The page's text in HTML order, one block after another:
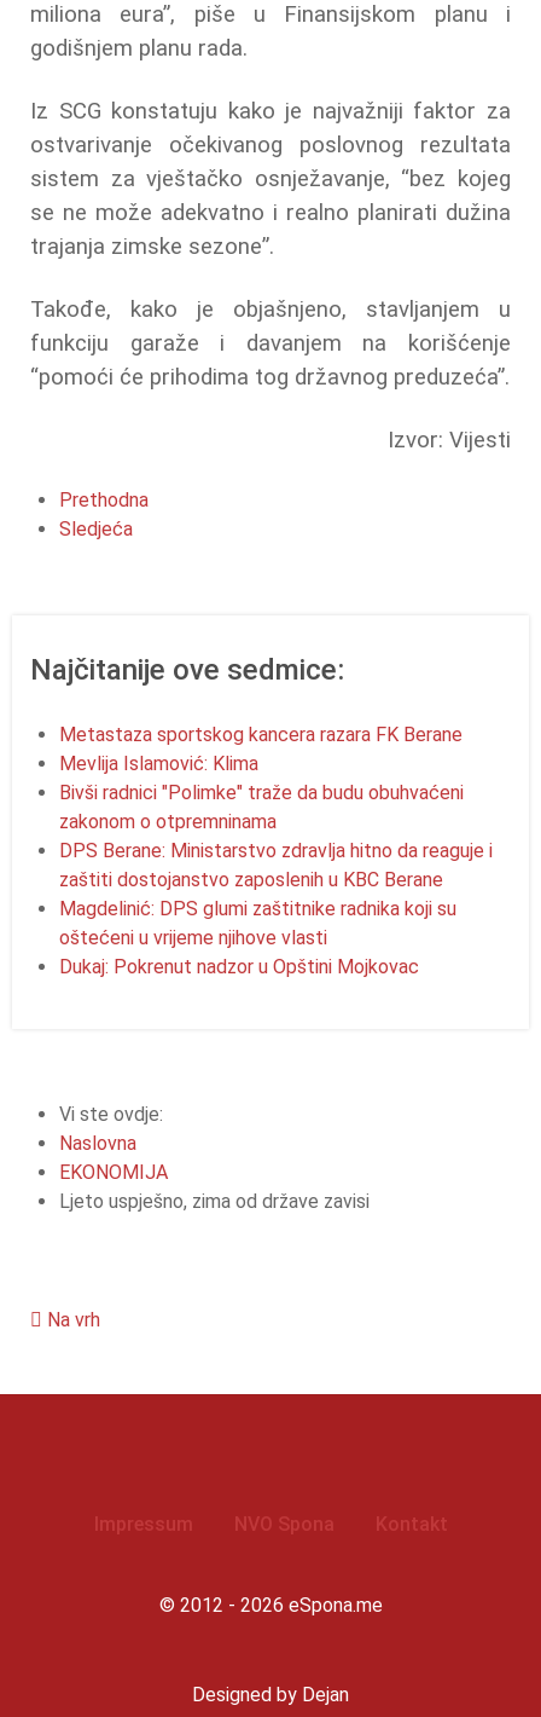
miliona eura”, piše u Finansijskom planu i
godišnjem planu rada.
Iz SCG konstatuju kako je najvažniji faktor za
ostvarivanje očekivanog poslovnog rezultata
sistem za vještačko osnježavanje, “bez kojeg
se ne može adekvatno i realno planirati dužina
trajanja zimske sezone”.
Takođe, kako je objašnjeno, stavljanjem u
funkciju garaže i davanjem na korišćenje
“pomoći će prihodima tog državnog preduzeća”.
Izvor: Vijesti
Prethodna
Sledjeća
Najčitanije ove sedmice:
Metastaza sportskog kancera razara FK Berane
Mevlija Islamović: Klima
Bivši radnici "Polimke" traže da budu obuhvaćeni
zakonom o otpremninama
DPS Berane: Ministarstvo zdravlja hitno da reaguje i
zaštiti dostojanstvo zaposlenih u KBC Berane
Magdelinić: DPS glumi zaštitnike radnika koji su
oštećeni u vrijeme njihove vlasti
Dukaj: Pokrenut nadzor u Opštini Mojkovac
Vi ste ovdje:
Naslovna
EKONOMIJA
Ljeto uspješno, zima od države zavisi
Na vrh
Impressum NVO Spona Kontakt
© 2012 - 2026 eSpona.me
Designed by Dejan